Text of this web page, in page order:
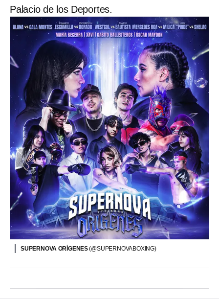
Palacio de los Deportes.
SUPERNOVA ORÍGENES(@SUPERNOVABOXING)